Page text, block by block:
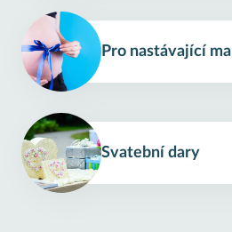
Pro nastávající
Svatební dary